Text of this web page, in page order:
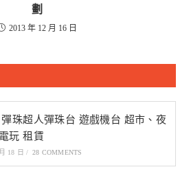
劃
2013 年 12 月 16 日
珠超人彈珠台 遊戲機台 超市、夜
玩 租賃
18 日 / 28 COMMENTS